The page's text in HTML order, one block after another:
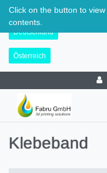
Click on the button to view
contents.
Schweiz
Deutschland
Österreich
Klebeband